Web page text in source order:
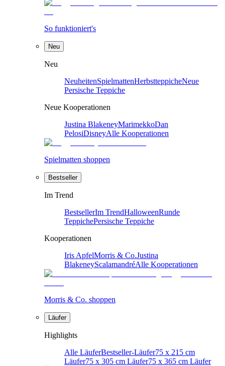
So funktioniert's
Neu
Neu
NeuheitenSpielmattenHerbstteppicheNeue
Persische Teppiche
Neue Kooperationen
Justina BlakeneyMarimekkoDan
PelosiDisneyAlle Kooperationen
Spielmatten shoppen
Bestseller
Im Trend
BestsellerIm TrendHalloweenRunde
TeppichePersische Teppiche
Kooperationen
Iris ApfelMorris & Co.Justina
BlakeneyScalamandréAlle Kooperationen
Morris & Co. shoppen
Läufer
Highlights
Alle LäuferBestseller-Läufer75 x 215 cm
Läufer75 x 305 cm Läufer75 x 365 cm Läufer